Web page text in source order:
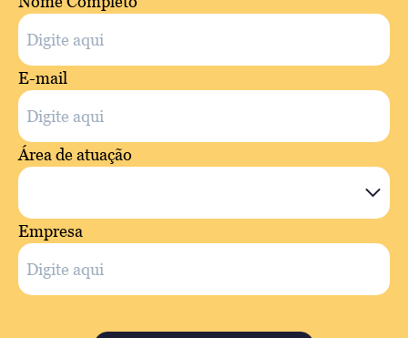
E-mail
Área de atuação
Empresa